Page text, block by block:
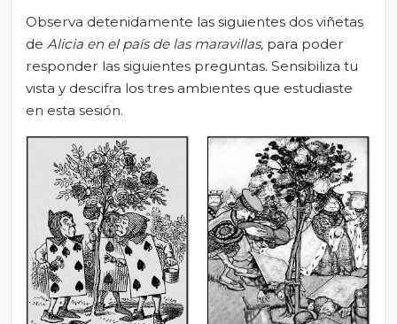
Observa detenidamente las siguientes dos viñetas
de Alicia en el país de las maravillas, para poder
responder las siguientes preguntas. Sensibiliza tu
vista y descifra los tres ambientes que estudiaste
en esta sesión.